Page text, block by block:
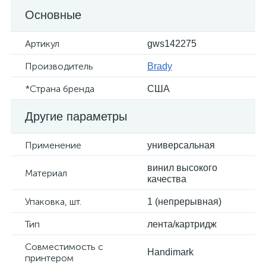
Основные
Артикул gws142275
Производитель Brady
*Страна бренда США
Другие параметры
Применение универсальная
Материал
винил высокого
качества
Упаковка, шт. 1 (непрерывная)
Тип лента/картридж
Совместимость с
принтером
Handimark